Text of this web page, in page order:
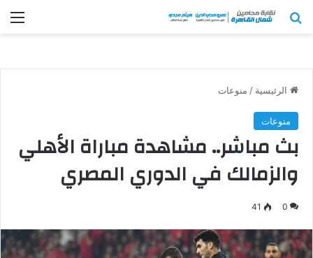
بحث عن
الرئيسية / منوعات
منوعات
بث مباشر.. مشاهدة مباراة الأهلي
والزمالك في الدوري المصري
0
41